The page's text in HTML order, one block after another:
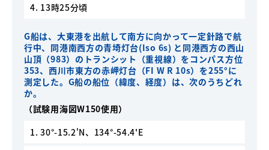
4. 13時25分頃
G船は、大東港を出航して南方に向かって一定針路で航
行中、同港南西方の青埼灯台(Iso 6s) と同港西方の西山
山頂（983）のトランシット（重視線）をコンパス方位
353、西川市東方の赤岬灯台（FI W R 10s）を255°に
測定した。G船の船位（緯度、経度）は、次のうちどれ
か。
（試験用海図W150使用）
1. 30°-15.2'N、134°-54.4'E